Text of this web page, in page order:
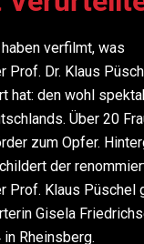
verfilmt, was
Prof. Dr. Klaus
hat: den wohl
Über 20
zum Opfer.
der
Prof. Klaus Püschel
Gisela
Rheinsberg.